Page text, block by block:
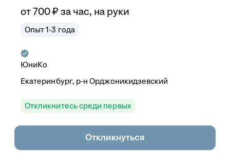
от700 ₽ за час, на руки
Опыт 1-3 года
ЮниКо
Екатеринбург, р-н Орджоникидзевский
Откликнитесь среди первых
Откликнуться